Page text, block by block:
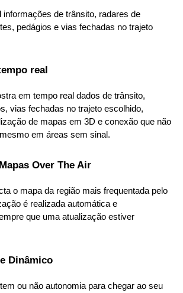
informações de trânsito, radares de
pedágios e vias fechadas no trajeto
real
em tempo real dados de trânsito,
vias fechadas no trajeto escolhido,
de mapas em 3D e conexão que não
em áreas sem sinal.
Over The Air
o mapa da região mais frequentada pelo
é realizada automática e
que uma atualização estiver
Dinâmico
ou não autonomia para chegar ao seu